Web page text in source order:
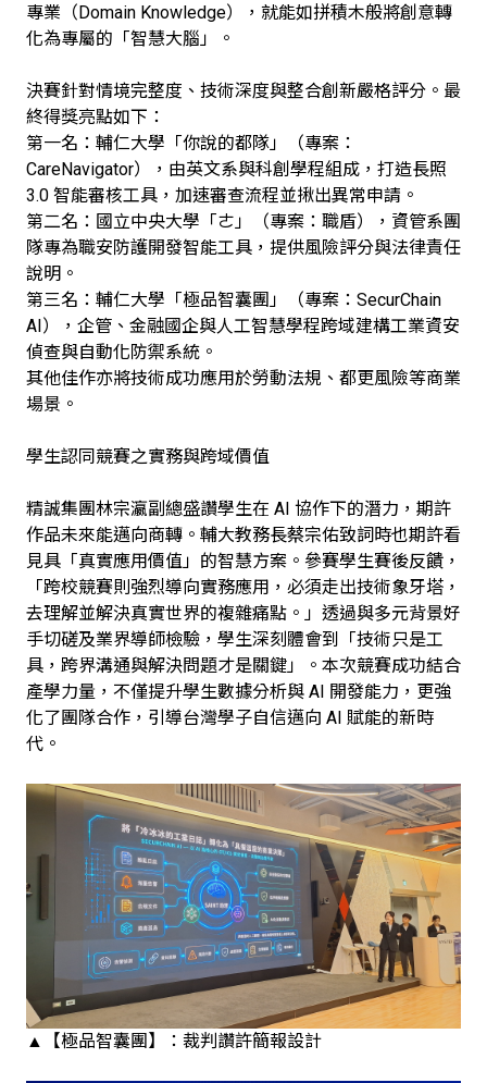
專業（Domain Knowledge），就能如拼積木般將創意轉
化為專屬的「智慧大腦」。
決賽針對情境完整度、技術深度與整合創新嚴格評分。最
終得獎亮點如下：
第一名：輔仁大學「你說的都隊」（專案：
CareNavigator），由英文系與科創學程組成，打造長照
3.0 智能審核工具，加速審查流程並揪出異常申請。
第二名：國立中央大學「ㄜ」（專案：職盾），資管系團
隊專為職安防護開發智能工具，提供風險評分與法律責任
說明。
第三名：輔仁大學「極品智囊團」（專案：SecurChain
AI），企管、金融國企與人工智慧學程跨域建構工業資安
偵查與自動化防禦系統。
其他佳作亦將技術成功應用於勞動法規、都更風險等商業
場景。
學生認同競賽之實務與跨域價值
精誠集團林宗瀛副總盛讚學生在 AI 協作下的潛力，期許
作品未來能邁向商轉。輔大教務長蔡宗佑致詞時也期許看
見具「真實應用價值」的智慧方案。參賽學生賽後反饋，
「跨校競賽則強烈導向實務應用，必須走出技術象牙塔，
去理解並解決真實世界的複雜痛點。」透過與多元背景好
手切磋及業界導師檢驗，學生深刻體會到「技術只是工
具，跨界溝通與解決問題才是關鍵」。本次競賽成功結合
產學力量，不僅提升學生數據分析與 AI 開發能力，更強
化了團隊合作，引導台灣學子自信邁向 AI 賦能的新時
代。
▲【極品智囊團】：裁判讚許簡報設計